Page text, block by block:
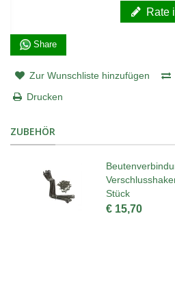
Rate
Share
Zur Wunschliste hinzufügen
Drucken
ZUBEHÖR
Stück
€ 15,70